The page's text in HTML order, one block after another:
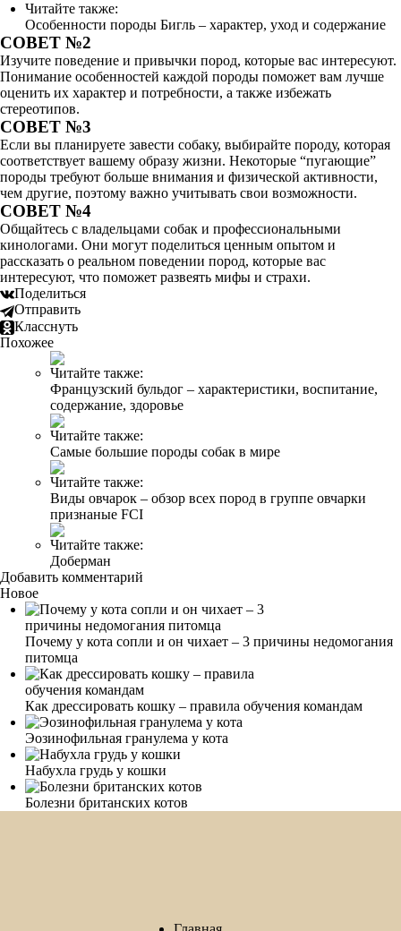
Читайте также:
Особенности породы Бигль – характер, уход и содержание
СОВЕТ №2
Изучите поведение и привычки пород, которые вас интересуют.
Понимание особенностей каждой породы поможет вам лучше
оценить их характер и потребности, а также избежать
стереотипов.
СОВЕТ №3
Если вы планируете завести собаку, выбирайте породу, которая
соответствует вашему образу жизни. Некоторые “пугающие”
породы требуют больше внимания и физической активности,
чем другие, поэтому важно учитывать свои возможности.
СОВЕТ №4
Общайтесь с владельцами собак и профессиональными
кинологами. Они могут поделиться ценным опытом и
рассказать о реальном поведении пород, которые вас
интересуют, что поможет развеять мифы и страхи.
Поделиться
Отправить
Класснуть
Похожее
Читайте также:
Французский бульдог – характеристики, воспитание,
содержание, здоровье
Читайте также:
Самые большие породы собак в мире
Читайте также:
Виды овчарок – обзор всех пород в группе овчарки
признаные FCI
Читайте также:
Доберман
Добавить комментарий
Новое
Почему у кота сопли и он чихает – 3 причины недомогания
питомца
Как дрессировать кошку – правила обучения командам
Эозинофильная гранулема у кота
Набухла грудь у кошки
Болезни британских котов